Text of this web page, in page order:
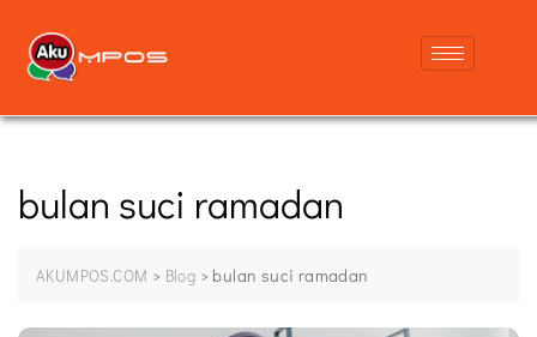
bulan suci ramadan
AKUMPOS.COM > Blog > bulan suci ramadan